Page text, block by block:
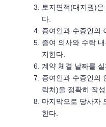
토지면적(대지권)
다.
증여인과 수증인의
증여 의사와 수락
지한다.
계약 체결 날짜를
증여인과 수증인의
락처)을 정확히 작성
마지막으로 당사자
한다.